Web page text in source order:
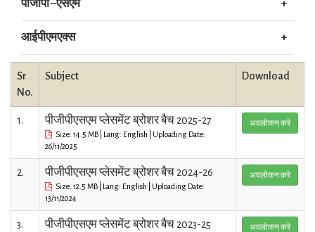
पीजीपी –एसएम
आईपीएमएक्स
Sr
No.
Subject Download
1. पीजीपीएसएम प्लेसमेंट ब्रोशर बैच 2025-27
Size: 14.5 MB | Lang: English | Uploading Date:
26/11/2025
अवलोकन करे
2. पीजीपीएसएम प्लेसमेंट ब्रोशर बैच 2024-26
Size: 12.5 MB | Lang: English | Uploading Date:
13/11/2024
अवलोकन करे
3. पीजीपीएसएम प्लेसमेंट ब्रोशर बैच 2023-25 अवलोकन करे